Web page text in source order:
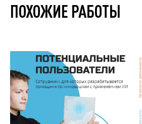
ПОХОЖИЕ РАБОТЫ